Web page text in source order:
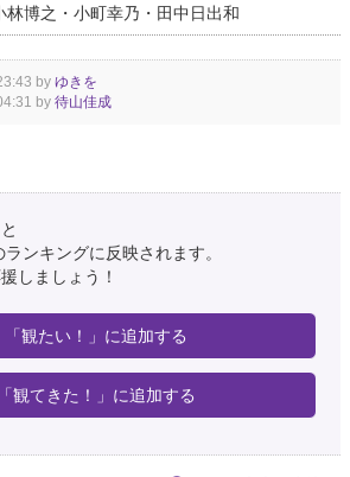
林博之・小町幸乃・田中日出和
by ゆきを
by 待山佳成
ンキングに反映されます。
しましょう！
「観たい！」に追加する
「観てきた！」に追加する